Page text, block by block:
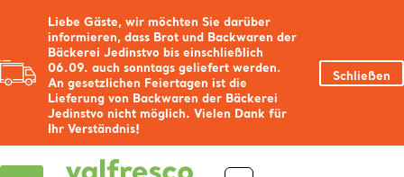
Liebe Gäste, wir möchten Sie darüber
informieren, dass Brot und Backwaren der
Bäckerei Jedinstvo bis einschließlich
06.09. auch sonntags geliefert werden.
An gesetzlichen Feiertagen ist die
Lieferung von Backwaren der Bäckerei
Jedinstvo nicht möglich. Vielen Dank für
Ihr Verständnis!
Schließen